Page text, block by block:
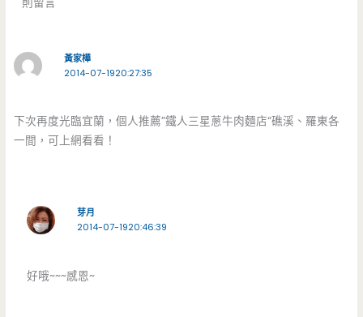
黃家樺
2014-07-1920:27:35
下次再度光臨宜蘭，個人推薦”鐵人三星蔥牛肉麵店“礁溪、羅東各
一間，可上網看看！
芽月
2014-07-1920:46:39
好哦~~~感恩~